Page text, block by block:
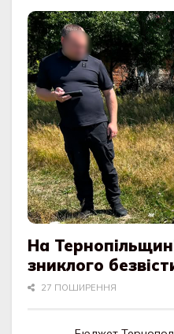
На
зниклого
27 ПОШИРЕННЯ